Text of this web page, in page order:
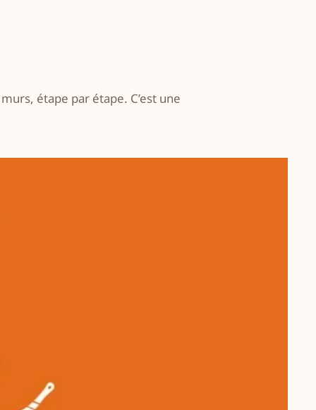
étape par étape. C’est une